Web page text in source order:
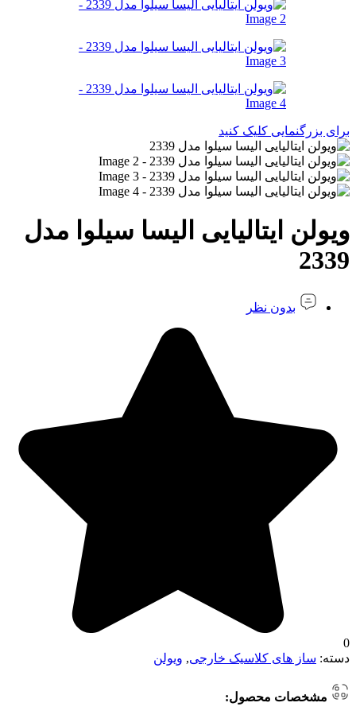
برای بزرگنمایی کلیک کنید
ویولن ایتالیایی الیسا سیلوا مدل
2339
بدون نظر
0
دسته: ساز های کلاسیک خارجی, ویولن
مشخصات محصول: